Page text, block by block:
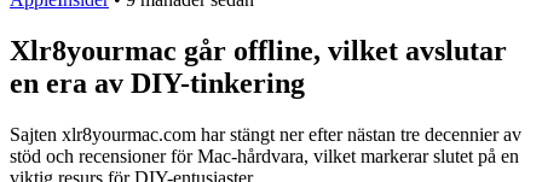
Xlr8yourmac går offline, vilket avslutar
en era av DIY-tinkering
Sajten xlr8yourmac.com har stängt ner efter nästan tre decennier av
stöd och recensioner för Mac-hårdvara, vilket markerar slutet på en
viktig resurs för DIY-entusiaster.